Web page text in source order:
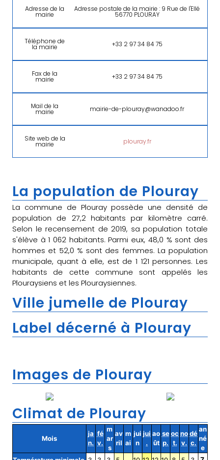
Adresse de la
mairie
Adresse postale de la mairie : 9 Rue de l'Ellé
56770 PLOURAY
Téléphone de
la mairie +33 2 97 34 84 75
Fax de la
mairie +33 2 97 34 84 75
Mail de la
mairie mairie-de-plouray@wanadoo.fr
Site web de la
mairie plouray.fr
La population de Plouray
La commune de Plouray possède une densité de
population de 27,2 habitants par kilomètre carré.
Selon le recensement de 2019, sa population totale
s'élève à 1 062 habitants. Parmi eux, 48,0 % sont des
hommes et 52,0 % sont des femmes. La population
municipale, quant à elle, est de 1 121 personnes. Les
habitants de cette commune sont appelés les
Plouraysiens et les Plouraysiennes.
Ville jumelle de Plouray
Label décerné à Plouray
Images de Plouray
Climat de Plouray
Mois
ja
n.
fé
v.
m
ar
s
av
ril
m
ai
jui
n
jui
.
ao
ût
se
p.
oc
t.
no
v.
dé
c.
an
né
e